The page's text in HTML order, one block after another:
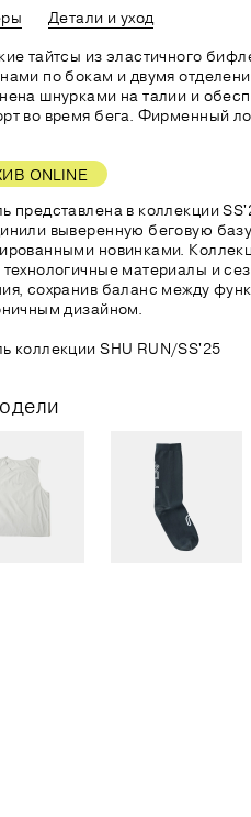
Детали и уход
тайтсы из эластичного
по бокам и двумя
шнурками на талии и
во время бега. Фирменный
ONLINE
представлена в коллекции
выверенную беговую
новинками.
материалы и
сохранив баланс между
дизайном.
коллекции SHU RUN/SS'25